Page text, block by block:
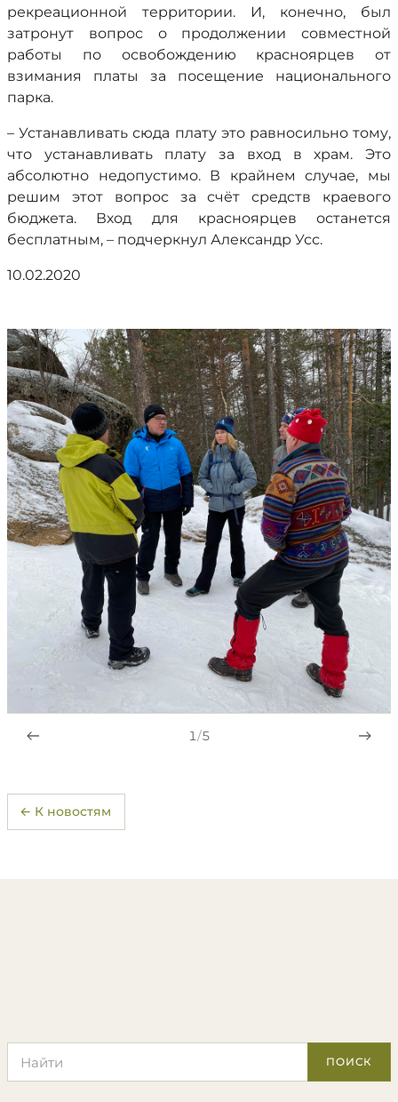
рекреационной территории. И, конечно, был
затронут вопрос о продолжении совместной
работы по освобождению красноярцев от
взимания платы за посещение национального
парка.
– Устанавливать сюда плату это равносильно тому,
что устанавливать плату за вход в храм. Это
абсолютно недопустимо. В крайнем случае, мы
решим этот вопрос за счёт средств краевого
бюджета. Вход для красноярцев останется
бесплатным, – подчеркнул Александр Усс.
10.02.2020
1/5
← К новостям
ПОИСК